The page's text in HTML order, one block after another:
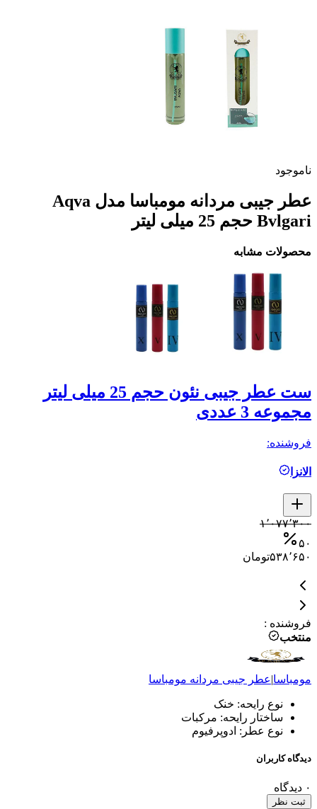
ناموجود
عطر جیبی مردانه مومباسا مدل Aqva
Bvlgari حجم 25 میلی لیتر
محصولات مشابه
ست عطر جیبی نئون حجم 25 میلی لیتر
مجموعه 3 عددی
فروشنده:
الانزا
۱٬۰۷۷٬۳۰۰
۵۰
۵۳۸٬۶۵۰تومان
فروشنده :
منتخب
مومباسا|عطر جیبی مردانه مومباسا
نوع رایحه: خنک
ساختار رایحه: مرکبات
نوع عطر: ادوپرفیوم
دیدگاه کاربران
۰ دیدگاه
ثبت نظر